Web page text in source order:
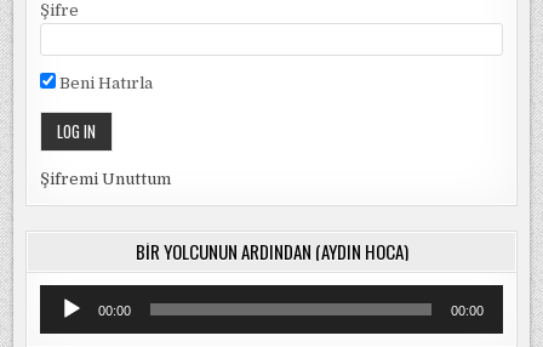
Şifre
Beni Hatırla
Şifremi Unuttum
BIR YOLCUNUN ARDINDAN (AYDIN HOCA)
Ses
oynatıcı00:00 00:00